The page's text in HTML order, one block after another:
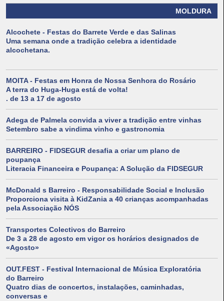
MOLDURA
Alcochete - Festas do Barrete Verde e das Salinas
Uma semana onde a tradição celebra a identidade
alcochetana.
MOITA - Festas em Honra de Nossa Senhora do Rosário
A terra do Huga-Huga está de volta!
. de 13 a 17 de agosto
Adega de Palmela convida a viver a tradição entre vinhas
Setembro sabe a vindima vinho e gastronomia
BARREIRO - FIDSEGUR desafia a criar um plano de
poupança
Literacia Financeira e Poupança: A Solução da FIDSEGUR
McDonald s Barreiro - Responsabilidade Social e Inclusão
Proporciona visita à KidZania a 40 crianças acompanhadas
pela Associação NÓS
Transportes Colectivos do Barreiro
De 3 a 28 de agosto em vigor os horários designados de
«Agosto»
OUT.FEST - Festival Internacional de Música Exploratória
do Barreiro
Quatro dias de concertos, instalações, caminhadas,
conversas e